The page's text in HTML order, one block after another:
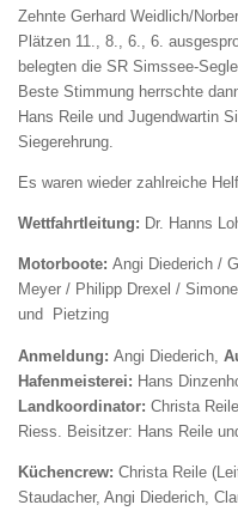
Zehnte Gerhard Weidlich/
Plätzen 11., 8., 6., 6.
belegten die SR Simssee-
Beste Stimmung herrschte
Hans Reile und Jugendwartin
Siegerehrung.
Es waren wieder zahlreiche
Wettfahrtleitung: Dr. Hanns
Motorboote: Angi Diederich /
Meyer / Philipp Drexel /
und Pietzing
Anmeldung: Angi Diederich,
Hafenmeisterei: Hans
Landkoordinator: Christa Reile
Riess. Beisitzer: Hans Reile
Küchencrew: Christa Reile
Staudacher, Angi Diederich,